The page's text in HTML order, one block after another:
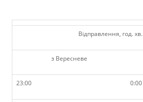
Відправлення, год. хв.
з Вересневе
23:00 0:00